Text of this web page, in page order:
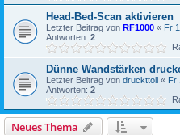
Head-Bed-Scan aktivieren
Letzter Beitrag von RF1000 « Fr
Antworten: 2
Dünne Wandstärken
Letzter Beitrag von druckttoll « Fr
Antworten: 2
Neues Thema